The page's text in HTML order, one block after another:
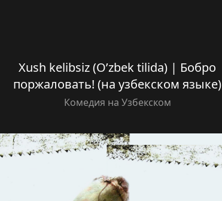
Xush kelibsiz (O’zbek tilida) | Бобро
поржаловать! (на узбекском языке)
Комедия на Узбекском